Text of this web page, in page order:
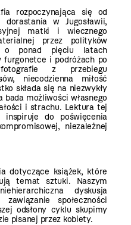
rozpoczynająca się od
w Jugosławii,
matki i wiecznego
przez polityków
o ponad pięciu latach
furgonetce i podróżach po
z przebiegu
niecodzienna miłość
składa się na niezwykły
możliwości własnego
i strachu. Lektura tej
inspiruje do poświęcenia
niezależnej
dotyczące książek, które
temat sztuki. Naszym
dyskusja
społeczności
odsłony cyklu skupimy
pisanej przez kobiety.